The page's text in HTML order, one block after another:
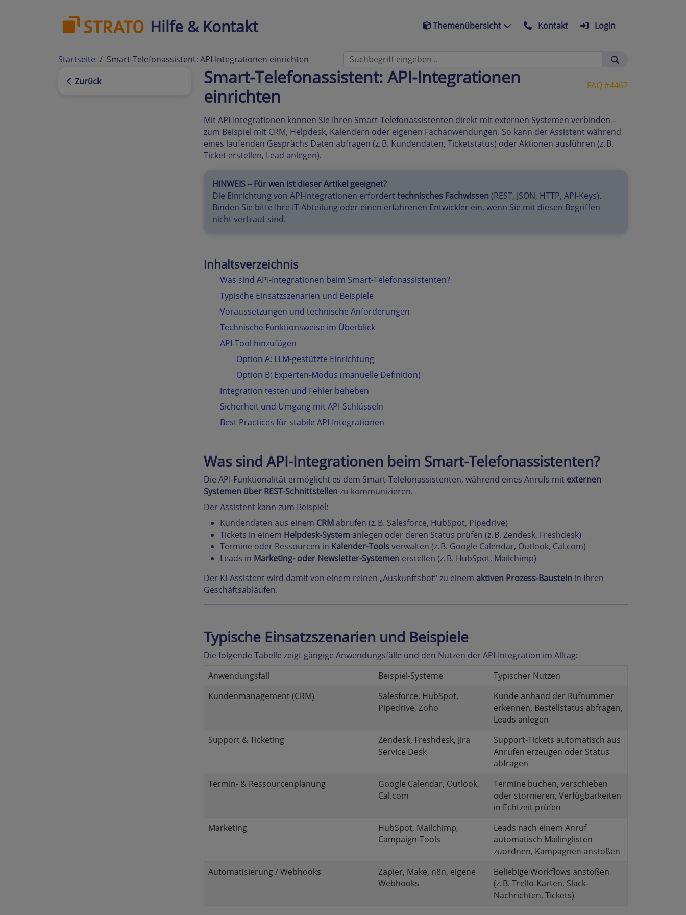
Hilfe & Kontakt Themenübersicht Kontakt Login
Startseite
Smart-Telefonassistent: API-Integrationen einrichten
Zurück
FAQ #4467
Smart-Telefonassistent: API-Integrationen
einrichten
Mit API-Integrationen können Sie Ihren Smart-Telefonassistenten direkt mit externen Systemen verbinden –
zum Beispiel mit CRM, Helpdesk, Kalendern oder eigenen Fachanwendungen. So kann der Assistent während
eines laufenden Gesprächs Daten abfragen (z. B. Kundendaten, Ticketstatus) oder Aktionen ausführen (z. B.
Ticket erstellen, Lead anlegen).
HINWEIS – Für wen ist dieser Artikel geeignet?
Die Einrichtung von API-Integrationen erforderttechnisches Fachwissen (REST, JSON, HTTP, API-Keys).
Binden Sie bitte Ihre IT-Abteilung oder einen erfahrenen Entwickler ein, wenn Sie mit diesen Begriffen
nicht vertraut sind.
Inhaltsverzeichnis
Was sind API-Integrationen beim Smart-Telefonassistenten?
Typische Einsatzszenarien und Beispiele
Voraussetzungen und technische Anforderungen
Technische Funktionsweise im Überblick
API-Tool hinzufügen
Option A: LLM-gestützte Einrichtung
Option B: Experten-Modus (manuelle Definition)
Integration testen und Fehler beheben
Sicherheit und Umgang mit API-Schlüsseln
Best Practices für stabile API-Integrationen
Was sind API-Integrationen beim Smart-Telefonassistenten?
Die API-Funktionalität ermöglicht es dem Smart-Telefonassistenten, während eines Anrufs mit externen
Systemen über REST-Schnittstellen zu kommunizieren.
Der Assistent kann zum Beispiel:
Kundendaten aus einem CRM abrufen (z. B. Salesforce, HubSpot, Pipedrive)
Tickets in einem Helpdesk-System anlegen oder deren Status prüfen (z. B. Zendesk, Freshdesk)
Termine oder Ressourcen in Kalender-Toolsverwalten (z. B. Google Calendar, Outlook, Cal.com)
Leads in Marketing- oder Newsletter-Systemen erstellen (z. B. HubSpot, Mailchimp)
Der KI-Assistent wird damit von einem reinen „Auskunftsbot“ zu einem aktiven Prozess-Baustein in Ihren
Geschäftsabläufen.
Typische Einsatzszenarien und Beispiele
Die folgende Tabelle zeigt gängige Anwendungsfälle und den Nutzen der API-Integration im Alltag:
Anwendungsfall
Beispiel-Systeme
Typischer Nutzen
Kundenmanagement (CRM)
Salesforce, HubSpot,
Pipedrive, Zoho
Kunde anhand der Rufnummer
erkennen, Bestellstatus abfragen,
Leads anlegen
Support & Ticketing
Zendesk, Freshdesk, Jira
Service Desk
Support-Tickets automatisch aus
Anrufen erzeugen oder Status
abfragen
Termin- & Ressourcenplanung
Google Calendar, Outlook,
Cal.com
Termine buchen, verschieben
oder stornieren, Verfügbarkeiten
in Echtzeit prüfen
Marketing
HubSpot, Mailchimp,
Campaign-Tools
Leads nach einem Anruf
automatisch Mailinglisten
zuordnen, Kampagnen anstoßen
Automatisierung / Webhooks
Zapier, Make, n8n, eigene
Webhooks
Beliebige Workflows anstoßen
(z. B. Trello-Karten, Slack-
Nachrichten, Tickets)